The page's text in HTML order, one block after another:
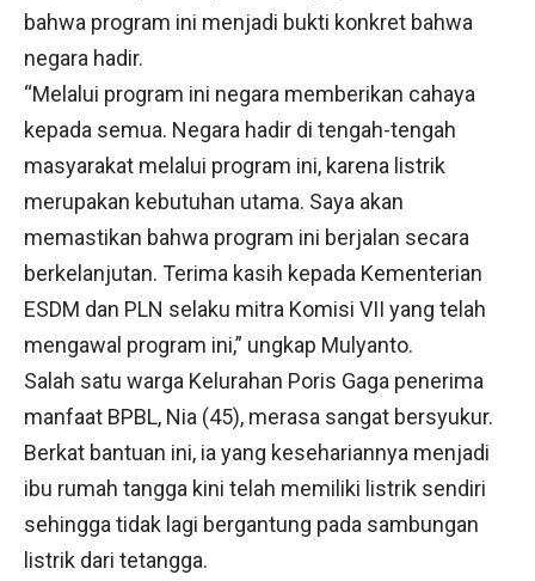
bahwa program ini menjadi bukti konkret bahwa
negara hadir.
“Melalui program ini negara memberikan cahaya
kepada semua. Negara hadir di tengah-tengah
masyarakat melalui program ini, karena listrik
merupakan kebutuhan utama. Saya akan
memastikan bahwa program ini berjalan secara
berkelanjutan. Terima kasih kepada Kementerian
ESDM dan PLN selaku mitra Komisi VII yang telah
mengawal program ini,” ungkap Mulyanto.
Salah satu warga Kelurahan Poris Gaga penerima
manfaat BPBL, Nia (45), merasa sangat bersyukur.
Berkat bantuan ini, ia yang kesehariannya menjadi
ibu rumah tangga kini telah memiliki listrik sendiri
sehingga tidak lagi bergantung pada sambungan
listrik dari tetangga.